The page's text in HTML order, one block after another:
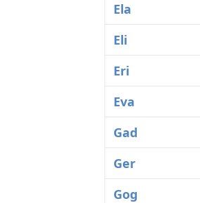
Ela
Eli
Eri
Eva
Gad
Ger
Gog